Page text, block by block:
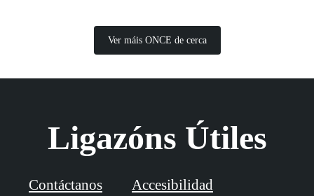
Ver máis ONCE de cerca
Ligazóns Útiles
Contáctanos Accesibilidad